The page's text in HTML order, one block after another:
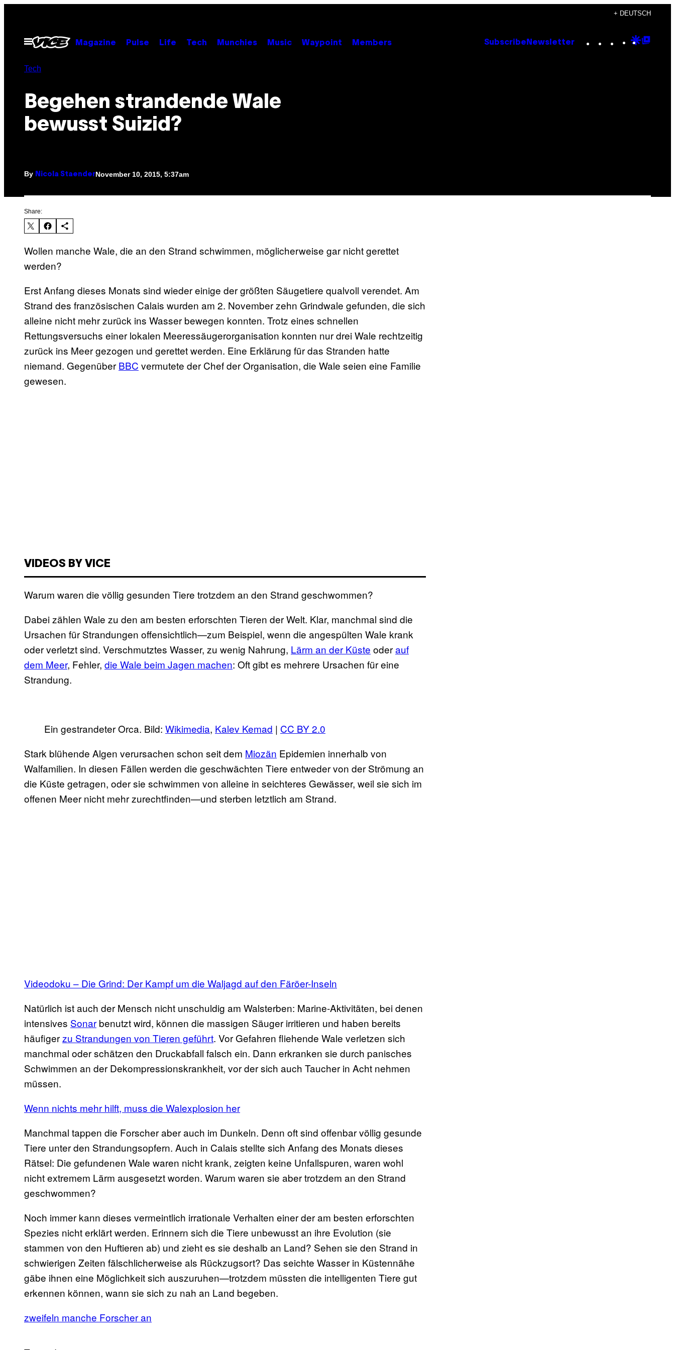
content
+ DEUTSCH
Open
Menu
Magazine Pulse Life Tech Munchies Music Waypoint Members Subscribe Newsletter Instagram
TikTok
YouTube
Google
Tech
Begehen strandende Wale
bewusst Suizid?
By Nicola StaenderNovember 10, 2015, 5:37am
Share:
Wollen manche Wale, die an den Strand schwimmen, möglicherweise gar nicht gerettet
werden?
Erst Anfang dieses Monats sind wieder einige der größten Säugetiere qualvoll verendet. Am
Strand des französischen Calais wurden am 2. November zehn Grindwale gefunden, die sich
alleine nicht mehr zurück ins Wasser bewegen konnten. Trotz eines schnellen
Rettungsversuchs einer lokalen Meeressäugerorganisation konnten nur drei Wale rechtzeitig
zurück ins Meer gezogen und gerettet werden. Eine Erklärung für das Stranden hatte
niemand. Gegenüber BBC vermutete der Chef der Organisation, die Wale seien eine Familie
gewesen.
VIDEOS BY VICE
Warum waren die völlig gesunden Tiere trotzdem an den Strand geschwommen?
Dabei zählen Wale zu den am besten erforschten Tieren der Welt. Klar, manchmal sind die
Ursachen für Strandungen offensichtlich—zum Beispiel, wenn die angespülten Wale krank
oder verletzt sind. Verschmutztes Wasser, zu wenig Nahrung, Lärm an der Küste oderauf
dem Meer, Fehler, die Wale beim Jagen machen: Oft gibt es mehrere Ursachen für eine
Strandung.
Ein gestrandeter Orca. Bild: Wikimedia, Kalev Kemad | CC BY 2.0
Stark blühende Algen verursachen schon seit dem Miozän Epidemien innerhalb von
Walfamilien. In diesen Fällen werden die geschwächten Tiere entweder von der Strömung an
die Küste getragen, oder sie schwimmen von alleine in seichteres Gewässer, weil sie sich im
offenen Meer nicht mehr zurechtfinden—und sterben letztlich am Strand.
Videodoku – Die Grind: Der Kampf um die Waljagd auf den Färöer-Inseln
Natürlich ist auch der Mensch nicht unschuldig am Walsterben: Marine-Aktivitäten, bei denen
intensives Sonar benutzt wird, können die massigen Säuger irritieren und haben bereits
häufigerzu Strandungen von Tieren geführt. Vor Gefahren fliehende Wale verletzen sich
manchmal oder schätzen den Druckabfall falsch ein. Dann erkranken sie durch panisches
Schwimmen an der Dekompressionskrankheit, vor der sich auch Taucher in Acht nehmen
müssen.
Wenn nichts mehr hilft, muss die Walexplosion her
Manchmal tappen die Forscher aber auch im Dunkeln. Denn oft sind offenbar völlig gesunde
Tiere unter den Strandungsopfern. Auch in Calais stellte sich Anfang des Monats dieses
Rätsel: Die gefundenen Wale waren nicht krank, zeigten keine Unfallspuren, waren wohl
nicht extremem Lärm ausgesetzt worden. Warum waren sie aber trotzdem an den Strand
geschwommen?
Noch immer kann dieses vermeintlich irrationale Verhalten einer der am besten erforschten
Spezies nicht erklärt werden. Erinnern sich die Tiere unbewusst an ihre Evolution (sie
stammen von den Huftieren ab) und zieht es sie deshalb an Land? Sehen sie den Strand in
schwierigen Zeiten fälschlicherweise als Rückzugsort? Das seichte Wasser in Küstennähe
gäbe ihnen eine Möglichkeit sich auszuruhen—trotzdem müssten die intelligenten Tiere gut
erkennen können, wann sie sich zu nah an Land begeben.
zweifeln manche Forscher an